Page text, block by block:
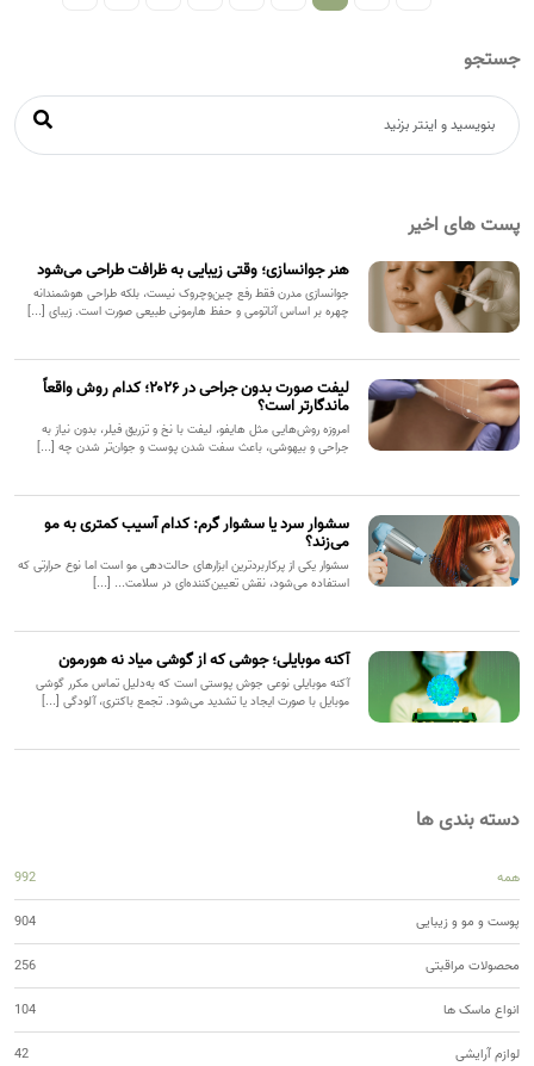
جستجو
پست های اخیر
هنر جوانسازی؛ وقتی زیبایی به ظرافت طراحی می‌شود
جوانسازی مدرن فقط رفع چین‌وچروک نیست، بلکه طراحی هوشمندانه
چهره بر اساس آناتومی و حفظ هارمونی طبیعی صورت است. زیبای [...]
لیفت صورت بدون جراحی در ۲۰۲۶؛ کدام روش واقعاً
ماندگارتر است؟
امروزه روش‌هایی مثل هایفو، لیفت با نخ و تزریق فیلر، بدون نیاز به
جراحی و بیهوشی، باعث سفت شدن پوست و جوان‌تر شدن چه [...]
سشوار سرد یا سشوار گرم: کدام آسیب کمتری به مو
می‌زند؟
سشوار یکی از پرکاربردترین ابزارهای حالت‌دهی مو است اما نوع حرارتی که
استفاده می‌شود، نقش تعیین‌کننده‌ای در سلامت... [...]
آکنه موبایلی؛ جوشی که از گوشی میاد نه هورمون
آکنه موبایلی نوعی جوش پوستی است که به‌دلیل تماس مکرر گوشی
موبایل با صورت ایجاد یا تشدید می‌شود. تجمع باکتری، آلودگی [...]
دسته بندی ها
همه 992
پوست و مو و زیبایی 904
محصولات مراقبتی 256
انواع ماسک ها 104
لوازم آرایشی 42